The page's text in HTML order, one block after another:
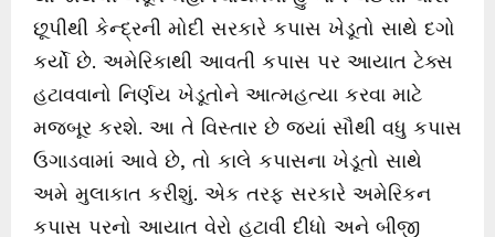
છૂપીથી કેન્દ્રની મોદી સરકારે કપાસ ખેડૂતો સાથે દગો
કર્યો છે. અમેરિકાથી આવતી કપાસ પર આયાત ટેક્સ
હટાવવાનો નિર્ણય ખેડૂતોને આત્મહત્યા કરવા માટે
મજબૂર કરશે. આ તે વિસ્તાર છે જ્યાં સૌથી વધુ કપાસ
ઉગાડવામાં આવે છે, તો કાલે કપાસના ખેડૂતો સાથે
અમે મુલાકાત કરીશું. એક તરફ સરકારે અમેરિકન
કપાસ પરનો આયાત વેરો હટાવી દીધો અને બીજી